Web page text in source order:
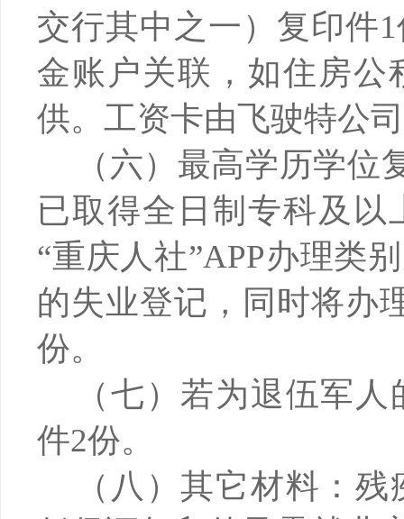
交行其中之一）复印件
金账户关联，如住房公
供。工资卡由飞驶特公
（六）最高学历学位
已取得全日制专科及
“重庆人社”APP办理类
的失业登记，同时将办
份。
（七）若为退伍军人
件2份。
（八）其它材料：